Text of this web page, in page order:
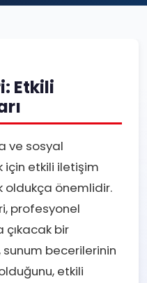
Etkili
ve sosyal
için etkili iletişim
oldukça önemlidir.
profesyonel
çıkacak bir
sunum becerilerinin
etkili